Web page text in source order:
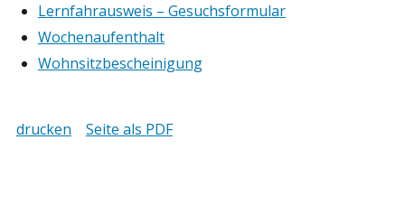
Lernfahrausweis – Gesuchsformular
Wochenaufenthalt
Wohnsitzbescheinigung
drucken Seite als PDF